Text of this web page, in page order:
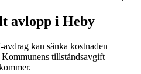
avlopp i Heby
kan sänka kostnaden
tillståndsavgift